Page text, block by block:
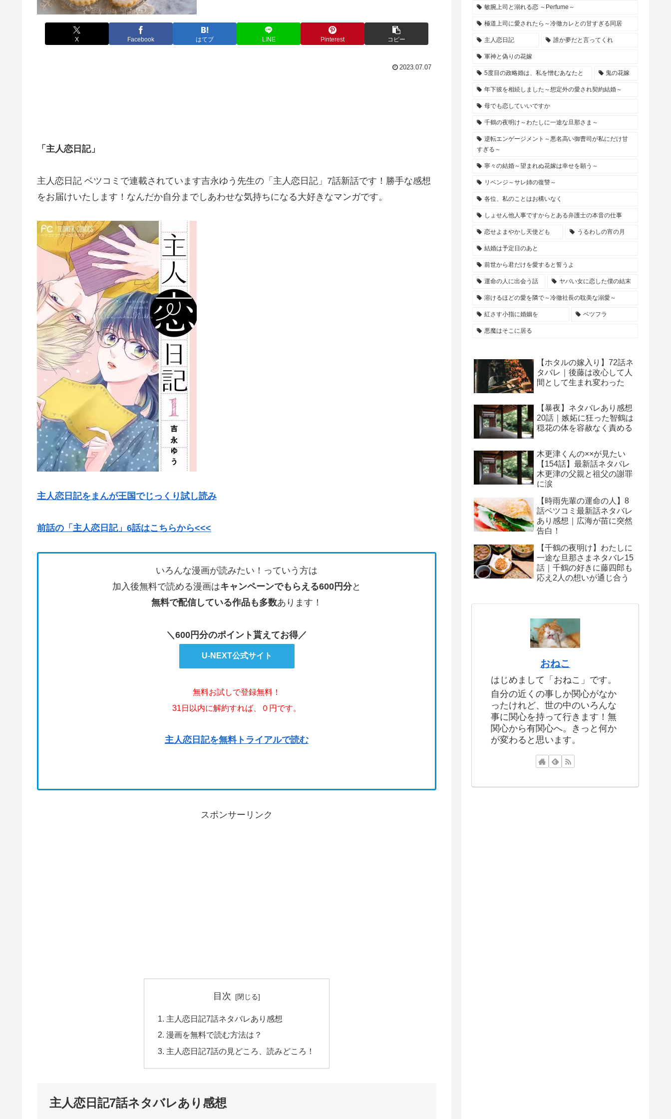
X Facebook はてブ LINE Pinterest コピー
2023.07.07
「主人恋日記」
主人恋日記 ベツコミで連載されています吉永ゆう先生の「主人恋日記」7話新話です！勝手な感想
をお届けいたします！なんだか自分までしあわせな気持ちになる大好きなマンガです。
主人恋日記をまんが王国でじっくり試し読み
前話の「主人恋日記」6話はこちらから<<<
いろんな漫画が読みたい！っていう方は
加入後無料で読める漫画はキャンペーンでもらえる600円分と
無料で配信している作品も多数あります！
＼600円分のポイント貰えてお得／
U-NEXT公式サイト
無料お試しで登録無料！
31日以内に解約すれば、０円です。
主人恋日記を無料トライアルで読む
スポンサーリンク
目次
主人恋日記7話ネタバレあり感想
漫画を無料で読む方法は？
主人恋日記7話の見どころ、読みどころ！
主人恋日記7話ネタバレあり感想
敏腕上司と溺れる恋 ～Perfume～
極道上司に愛されたら～冷徹カレとの甘すぎる同居
主人恋日記 誰か夢だと言ってくれ
軍神と偽りの花嫁
5度目の政略婚は、私を憎むあなたと 鬼の花嫁
年下彼を相続しました～想定外の愛され契約結婚～
母でも恋していいですか
千鶴の夜明け～わたしに一途な旦那さま～
逆転エンゲージメント～悪名高い御曹司が私にだけ甘
すぎる～
寧々の結婚～望まれぬ花嫁は幸せを願う～
リベンジ～サレ姉の復讐～
各位、私のことはお構いなく
しょせん他人事ですからとある弁護士の本音の仕事
恋せよまやかし天使ども うるわしの宵の月
結婚は予定日のあと
前世から君だけを愛すると誓うよ
運命の人に出会う話 ヤバい女に恋した僕の結末
溶けるほどの愛を隣で～冷徹社長の耽美な溺愛～
紅さす小指に婚姻を ベツフラ
悪魔はそこに居る
【ホタルの嫁入り】72話ネ
タバレ｜後藤は改心して人
間として生まれ変わった
【暴夜】ネタバレあり感想
20話｜嫉妬に狂った智鶴は
穏花の体を容赦なく責める
木更津くんの××が見たい
【154話】最新話ネタバレ
木更津の父親と祖父の謝罪
に涙
【時雨先輩の運命の人】8
話ベツコミ最新話ネタバレ
あり感想｜広海が苗に突然
告白！
【千鶴の夜明け】わたしに
一途な旦那さまネタバレ15
話｜千鶴の好きに藤四郎も
応え2人の想いが通じ合う
おねこ
はじめまして「おねこ」です。
自分の近くの事しか関心がなか
ったけれど、世の中のいろんな
事に関心を持って行きます！無
関心から有関心へ。きっと何か
が変わると思います。